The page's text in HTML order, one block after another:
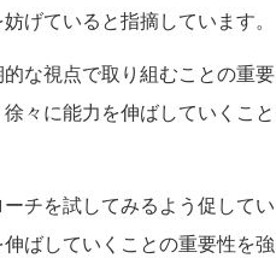
げていると指摘しています。
な視点で取り組むことの重要
々に能力を伸ばしていくこと
チを試してみるよう促してい
ばしていくことの重要性を強